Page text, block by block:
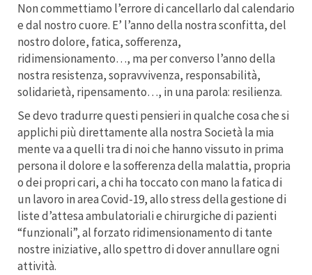
Non commettiamo l’errore di cancellarlo dal calendario
e dal nostro cuore. E’ l’anno della nostra sconfitta, del
nostro dolore, fatica, sofferenza,
ridimensionamento…, ma per converso l’anno della
nostra resistenza, sopravvivenza, responsabilità,
solidarietà, ripensamento…, in una parola: resilienza.
Se devo tradurre questi pensieri in qualche cosa che si
applichi più direttamente alla nostra Società la mia
mente va a quelli tra di noi che hanno vissuto in prima
persona il dolore e la sofferenza della malattia, propria
o dei propri cari, a chi ha toccato con mano la fatica di
un lavoro in area Covid-19, allo stress della gestione di
liste d’attesa ambulatoriali e chirurgiche di pazienti
“funzionali”, al forzato ridimensionamento di tante
nostre iniziative, allo spettro di dover annullare ogni
attività.